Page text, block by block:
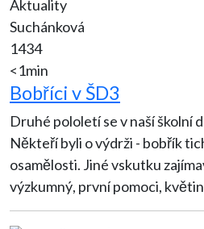
Aktuality
Suchánková
1434
<1min
Bobříci v ŠD3
Druhé pololetí se v naší školní
Někteří byli o výdrži - bobřík
osamělosti. Jiné vskutku
výzkumný, první pomoci,